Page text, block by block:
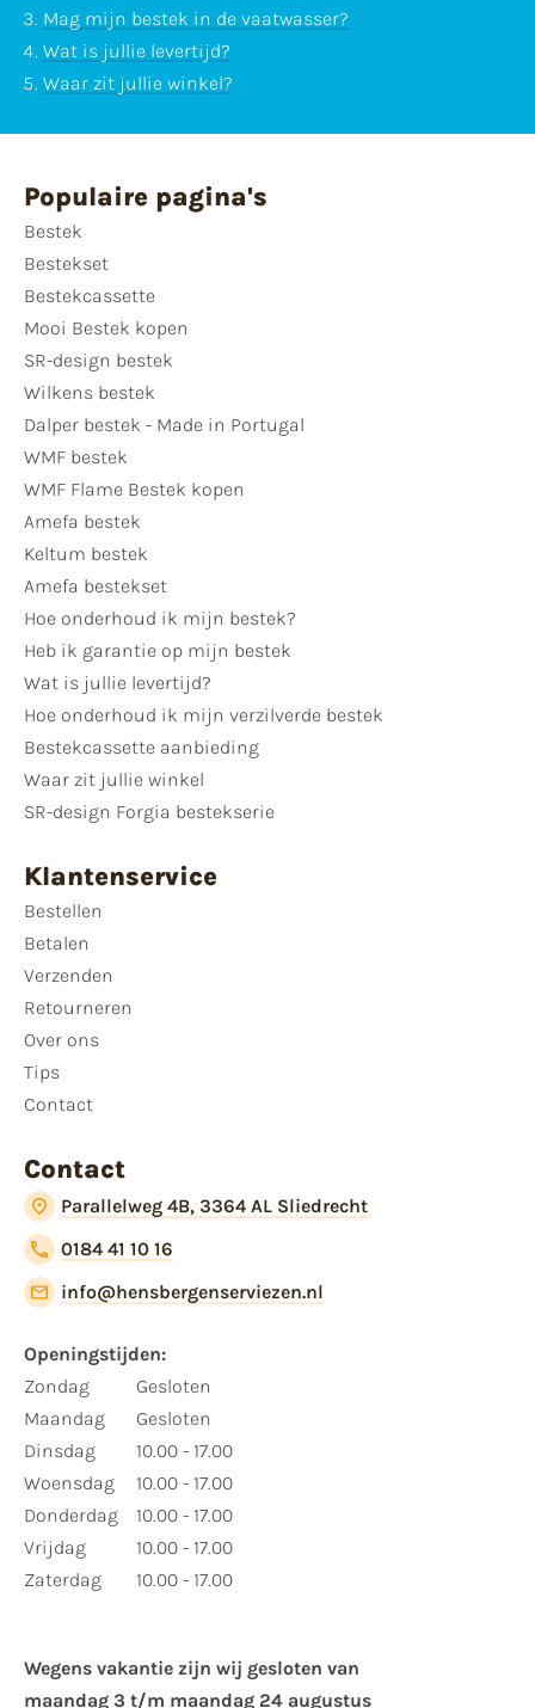
Mag mijn bestek in de vaatwasser?
Wat is jullie levertijd?
Waar zit jullie winkel?
Populaire pagina's
Bestek
Bestekset
Bestekcassette
Mooi Bestek kopen
SR-design bestek
Wilkens bestek
Dalper bestek - Made in Portugal
WMF bestek
WMF Flame Bestek kopen
Amefa bestek
Keltum bestek
Amefa bestekset
Hoe onderhoud ik mijn bestek?
Heb ik garantie op mijn bestek
Wat is jullie levertijd?
Hoe onderhoud ik mijn verzilverde bestek
Bestekcassette aanbieding
Waar zit jullie winkel
SR-design Forgia bestekserie
Klantenservice
Bestellen
Betalen
Verzenden
Retourneren
Over ons
Tips
Contact
Contact
Parallelweg 4B, 3364 AL Sliedrecht
0184 41 10 16
info@hensbergenserviezen.nl
Openingstijden:
Zondag
Maandag
Dinsdag
Woensdag
Donderdag
Vrijdag
Zaterdag
Gesloten
Gesloten
10.00 - 17.00
10.00 - 17.00
10.00 - 17.00
10.00 - 17.00
10.00 - 17.00
Wegens vakantie zijn wij gesloten van ​
maandag 3 t/m maandag 24 augustus